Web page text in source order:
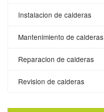
Instalacion de calderas
Mantenimiento de calderas
Reparacion de calderas
Revision de calderas